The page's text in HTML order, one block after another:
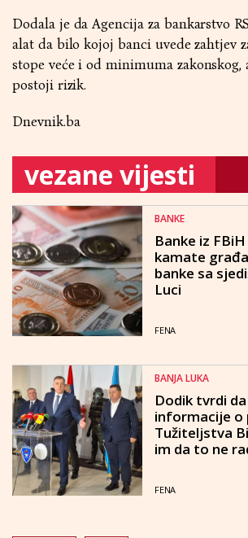
Dodala je da Agencija za bankarstvo
alat da bilo kojoj banci uvede zahtjev
stope veće i od minimuma
postoji rizik.
Dnevnik.ba
vezane vijesti
BANKE
Banke iz
kamate
banke sa
Luci
FENA
BANJA LUKA
Dodik tvrdi
informacije o
Tužiteljstva
im da to ne
FENA